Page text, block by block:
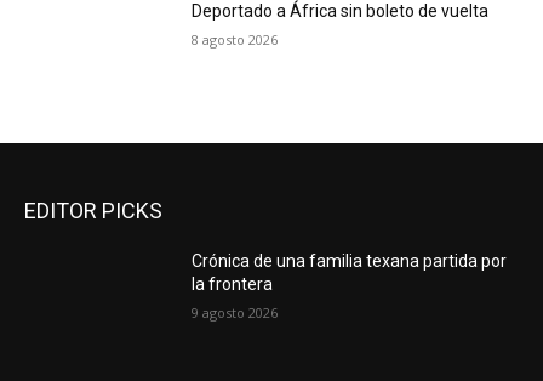
Deportado a África sin boleto de vuelta
8 agosto 2026
EDITOR PICKS
Crónica de una familia texana partida por
la frontera
9 agosto 2026